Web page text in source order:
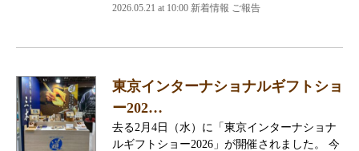
2026.05.21 at 10:00 新着情報 ご報告
東京インターナショナルギフトショ
ー202…
去る2月4日（水）に「東京インターナショナ
ルギフトショー2026」が開催されました。 今